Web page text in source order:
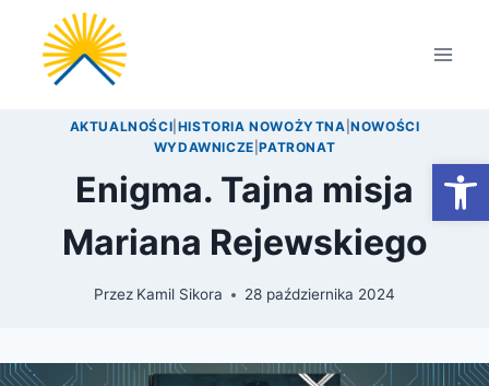
Przejdź
treści
AKTUALNOŚCI HISTORIA NOWOŻYTNA |NOWOŚCI
WYDAWNICZE |PATRONAT
Enigma. Tajna misja
Mariana Rejewskiego
Przez Kamil Sikora 28 października 2024